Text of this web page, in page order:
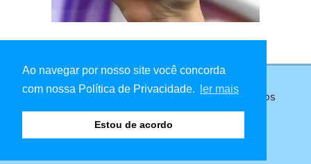
Ao navegar por nosso site você concorda
com nossa Política de Privacidade.
ler mais
Estou de acordo
© Copyright 2026 - Atalaia Pop - Todos os direitos
reservados